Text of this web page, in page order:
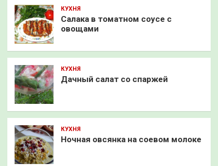
КУХНЯ
Салака в томатном соусе с
овощами
КУХНЯ
Дачный салат со спаржей
КУХНЯ
Ночная овсянка на соевом молоке